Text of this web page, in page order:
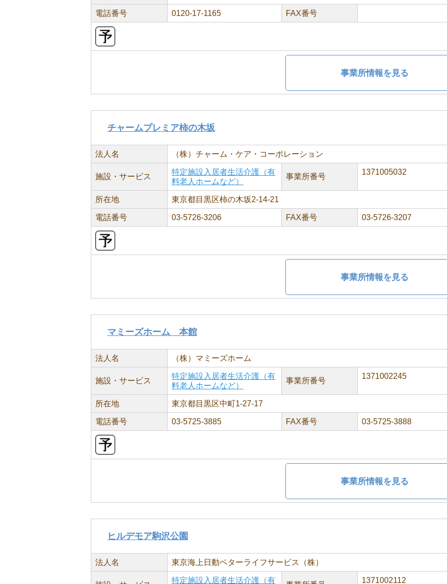
電話番号 0120-17-1165 FAX番号
事業所情報を見る
チャームプレミア柿の木坂
法人名 （株）チャーム・ケア・コーポレーション
施設・サービス
特定施設入居者生活介護（有
料老人ホームなど）
事業所番号
1371005032
所在地 東京都目黒区柿の木坂2-14-21
電話番号 03-5726-3206 FAX番号 03-5726-3207
事業所情報を見る
マミーズホーム 本館
法人名 （株）マミーズホーム
施設・サービス
特定施設入居者生活介護（有
料老人ホームなど）
事業所番号
1371002245
所在地 東京都目黒区中町1-27-17
電話番号 03-5725-3885 FAX番号 03-5725-3888
事業所情報を見る
ヒルデモア駒沢公園
法人名 東京海上日動ベターライフサービス（株）
特定施設入居者生活介護（有 1371002112